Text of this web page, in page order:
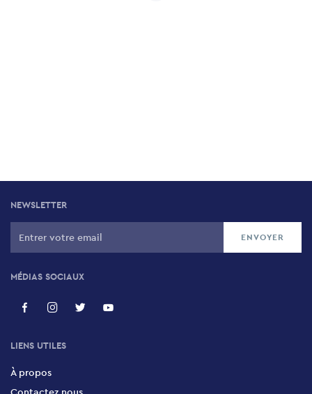
NEWSLETTER
MÉDIAS SOCIAUX
LIENS UTILES
À propos